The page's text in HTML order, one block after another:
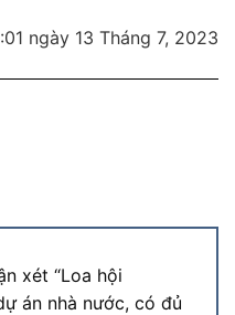
ngày 13 Tháng 7, 2023
xét “Loa hội
án nhà nước, có đủ